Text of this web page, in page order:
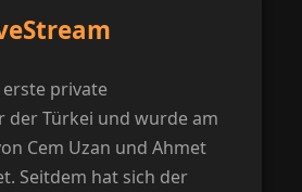
private
der Türkei und wurde am
Cem Uzan und Ahmet
Seitdem hat sich der